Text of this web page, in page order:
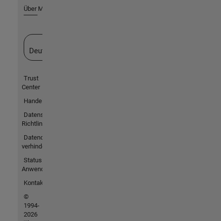
Über MathWorks
Deutschland
Trust
Center
Handelsmarken
Datenschutz-
Richtlinien
Datendiebstahl
verhindern
Status von
Anwendungen
Kontakt
©
1994-
2026